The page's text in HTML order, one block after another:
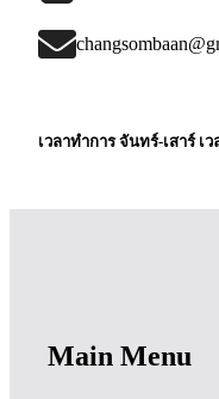
เวลาทำการ จันทร์-เสาร์ เว
Main Menu